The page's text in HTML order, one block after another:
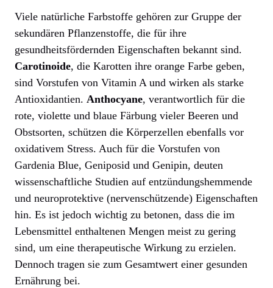
Viele natürliche Farbstoffe gehören zur Gruppe der
sekundären Pflanzenstoffe, die für ihre
gesundheitsfördernden Eigenschaften bekannt sind.
Carotinoide, die Karotten ihre orange Farbe geben,
sind Vorstufen von Vitamin A und wirken als starke
Antioxidantien. Anthocyane, verantwortlich für die
rote, violette und blaue Färbung vieler Beeren und
Obstsorten, schützen die Körperzellen ebenfalls vor
oxidativem Stress. Auch für die Vorstufen von
Gardenia Blue, Geniposid und Genipin, deuten
wissenschaftliche Studien auf entzündungshemmende
und neuroprotektive (nervenschützende) Eigenschaften
hin. Es ist jedoch wichtig zu betonen, dass die im
Lebensmittel enthaltenen Mengen meist zu gering
sind, um eine therapeutische Wirkung zu erzielen.
Dennoch tragen sie zum Gesamtwert einer gesunden
Ernährung bei.